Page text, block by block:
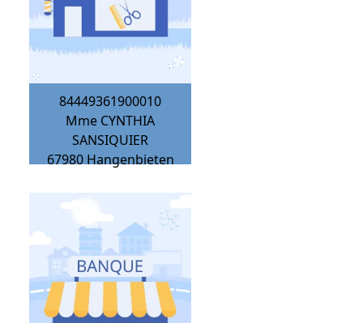
84449361900010
Mme CYNTHIA
SANSIQUIER
67980 Hangenbieten